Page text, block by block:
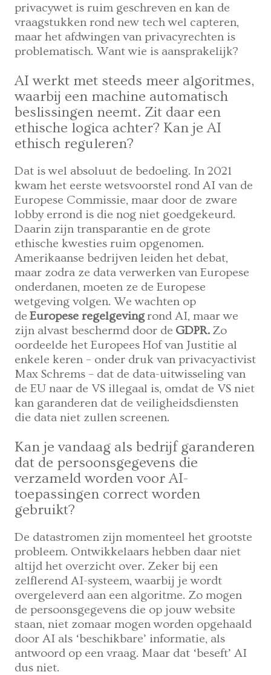
privacywet is ruim geschreven en kan de
vraagstukken rond new tech wel capteren,
maar het afdwingen van privacyrechten is
problematisch. Want wie is aansprakelijk?
AI werkt met steeds meer algoritmes,
waarbij een machine automatisch
beslissingen neemt. Zit daar een
ethische logica achter? Kan je AI
ethisch reguleren?
Dat is wel absoluut de bedoeling. In 2021
kwam het eerste wetsvoorstel rond AI van de
Europese Commissie, maar door de zware
lobby errond is die nog niet goedgekeurd.
Daarin zijn transparantie en de grote
ethische kwesties ruim opgenomen.
Amerikaanse bedrijven leiden het debat,
maar zodra ze data verwerken van Europese
onderdanen, moeten ze de Europese
wetgeving volgen. We wachten op
deEuropese regelgevingrond AI, maar we
zijn alvast beschermd door de GDPR. Zo
oordeelde het Europees Hof van Justitie al
enkele keren – onder druk van privacyactivist
Max Schrems – dat de data-uitwisseling van
de EU naar de VS illegaal is, omdat de VS niet
kan garanderen dat de veiligheidsdiensten
die data niet zullen screenen.
Kan je vandaag als bedrijf garanderen
dat de persoonsgegevens die
verzameld worden voor AI-
toepassingen correct worden
gebruikt?
De datastromen zijn momenteel het grootste
probleem. Ontwikkelaars hebben daar niet
altijd het overzicht over. Zeker bij een
zelflerend AI-systeem, waarbij je wordt
overgeleverd aan een algoritme. Zo mogen
de persoonsgegevens die op jouw website
staan, niet zomaar mogen worden opgehaald
door AI als ‘beschikbare’ informatie, als
antwoord op een vraag. Maar dat ‘beseft’ AI
dus niet.